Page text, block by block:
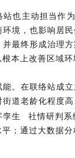
也主动担当作
境，也影响居
并最终形成治理
本上改善区域环
。在联络站成
道老龄化程度
孪生
社情研判
；通过大数据